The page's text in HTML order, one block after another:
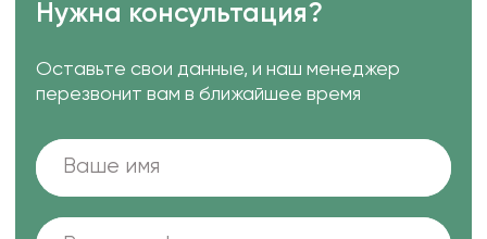
Нужна консультация?
Оставьте свои данные, и наш менеджер
перезвонит вам в ближайшее время